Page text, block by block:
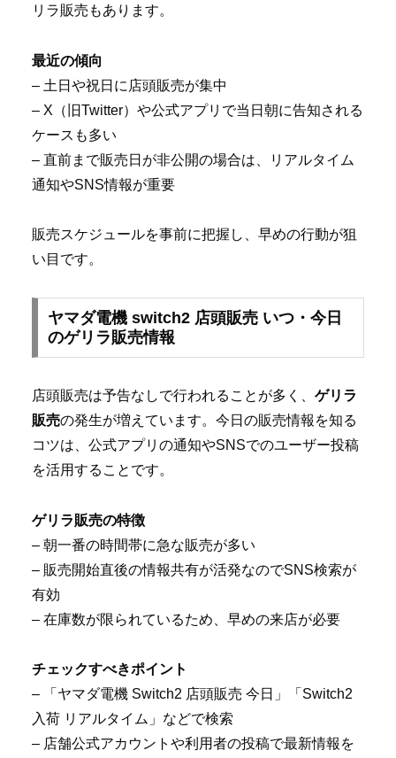
リラ販売もあります。
最近の傾向
– 土日や祝日に店頭販売が集中
– X（旧Twitter）や公式アプリで当日朝に告知される
ケースも多い
– 直前まで販売日が非公開の場合は、リアルタイム
通知やSNS情報が重要
販売スケジュールを事前に把握し、早めの行動が狙
い目です。
ヤマダ電機 switch2 店頭販売 いつ・今日
のゲリラ販売情報
店頭販売は予告なしで行われることが多く、 ゲリラ
販売の発生が増えています。今日の販売情報を知る
コツは、公式アプリの通知やSNSでのユーザー投稿
を活用することです。
ゲリラ販売の特徴
– 朝一番の時間帯に急な販売が多い
– 販売開始直後の情報共有が活発なのでSNS検索が
有効
– 在庫数が限られているため、早めの来店が必要
チェックすべきポイント
– 「ヤマダ電機 Switch2 店頭販売 今日」「Switch2
入荷 リアルタイム」などで検索
– 店舗公式アカウントや利用者の投稿で最新情報を